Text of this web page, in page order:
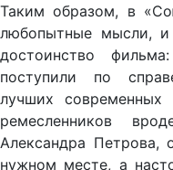
Таким образом, в
любопытные мысли,
достоинство
поступили по
лучших
ремесленников
Александра Петрова,
нужном месте, а